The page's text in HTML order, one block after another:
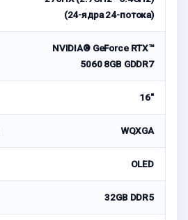
(24-ядра 24-потока)
NVIDIA® GeForce RTX™
5060 8GB GDDR7
16"
WQXGA
OLED
32GB DDR5